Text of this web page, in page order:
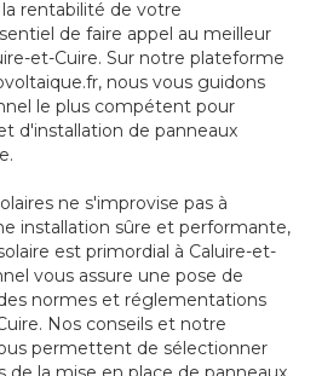
la rentabilité de votre
de faire appel au meilleur
et-Cuire. Sur notre plateforme
nous vous guidons
le plus compétent pour
d'installation de panneaux
ne s'improvise pas à
installation sûre et performante,
est primordial à Caluire-et-
vous assure une pose de
normes et réglementations
Nos conseils et notre
permettent de sélectionner